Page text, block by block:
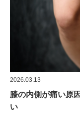
2026.03.13
膝の内側が痛い原
い